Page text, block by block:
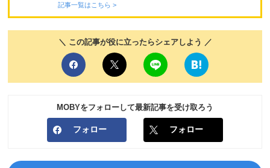
記事一覧はこちら >
＼ この記事が役に立ったらシェアしよう ／
MOBYをフォローして最新記事を受け取ろう
フォロー フォロー